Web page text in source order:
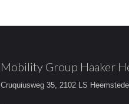
Mobility Group Haaker
Cruquiusweg 35, 2102 LS Heemstede